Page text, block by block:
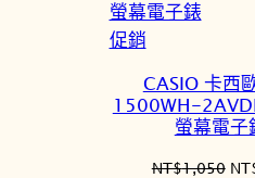
促銷特
商
CASIO 卡西
1500WH-
螢幕電子
NT$1,050 原